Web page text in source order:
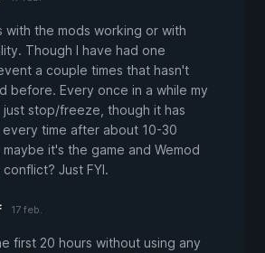
with the mods working or with
Though I have had one
a couple times that hasn't
before. Every once in a while my
just stop/freeze, though it has
time after about 10-30
it's the game and Wemod
Just FYI.
17 feb.
first 20 hours without using any